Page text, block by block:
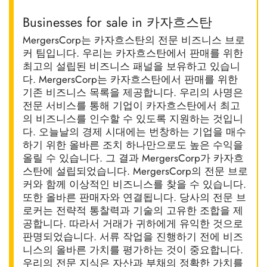
Businesses for sale in 카자흐스탄
MergersCorp는 카자흐스탄의 전문 비즈니스 브로
커 팀입니다. 우리는 카자흐스탄에서 판매를 위한
최고의 설립된 비즈니스 패널을 보유하고 있습니
다. MergersCorp는 카자흐스탄에서 판매를 위한
기존 비즈니스 목록을 제공합니다. 우리의 사명은
전문 서비스를 통해 기업이 카자흐스탄에서 최고
의 비즈니스를 인수할 수 있도록 지원하는 것입니
다. 오늘날의 경제 시대에는 번창하는 기업을 매수
하기 위한 올바른 조치 하나만으로도 높은 수익을
올릴 수 있습니다. 그 결과 MergersCorp가 카자흐
스탄에 설립되었습니다. MergersCorp의 전문 브로
커와 함께 이상적인 비즈니스를 찾을 수 있습니다.
또한 올바른 판매자와 연결됩니다. 당사의 전문 브
로커는 전략적 통찰력과 기술의 고유한 조합을 제
공합니다. 따라서 거래가 귀하에게 유익한 것으로
판명되었습니다. 서류 작업을 진행하기 전에 비즈
니스의 올바른 가치를 평가하는 것이 중요합니다.
우리의 전문 지식은 자산과 부채의 정확한 가치를